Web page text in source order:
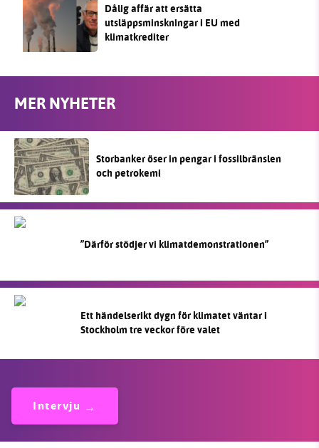
Dålig affär att ersätta
utsläppsminskningar i EU med
klimatkrediter
MER NYHETER
Storbanker öser in pengar i fossilbränslen
och petrokemi
”Därför stödjer vi klimatdemonstrationen”
Ett händelserikt dygn för klimatet väntar i
Stockholm tre veckor före valet
Intervju